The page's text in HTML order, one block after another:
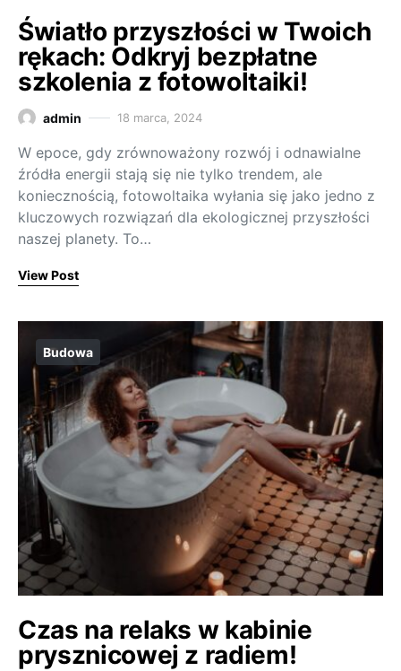
Światło przyszłości w Twoich
rękach: Odkryj bezpłatne
szkolenia z fotowoltaiki!
admin 18 marca, 2024
W epoce, gdy zrównoważony rozwój i odnawialne
źródła energii stają się nie tylko trendem, ale
koniecznością, fotowoltaika wyłania się jako jedno z
kluczowych rozwiązań dla ekologicznej przyszłości
naszej planety. To…
View Post
Budowa
Czas na relaks w kabinie
prysznicowej z radiem!